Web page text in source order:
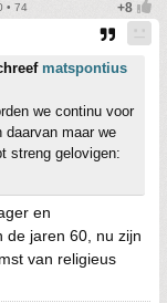
• 74
matspontius
we continu voor
daarvan maar we
streng gelovigen:
en
de jaren 60, nu zijn
van religieus